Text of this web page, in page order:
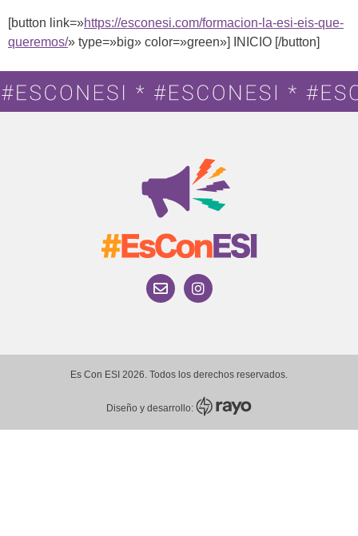
[button link=»https://esconesi.com/formacion-la-esi-eis-que-
queremos/» type=»big» color=»green»] INICIO [/button]
Es Con ESI 2026. Todos los derechos reservados.
Diseño y desarrollo: